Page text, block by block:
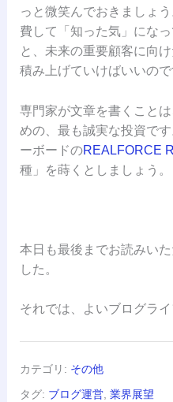
っと微笑んでおきましょ
費して「知った気」にな
と、未来の重要顧客に向
積み上げていけばいいので
専門家が文章を書くこと
めの、最も誠実な投資で
ーボードのREALFORCE
種」を蒔くとしましょう。
本日も最後までお読みい
した。
それでは、よいブログライ
カテゴリ: その他
タグ: ブログ運営, 業界展望